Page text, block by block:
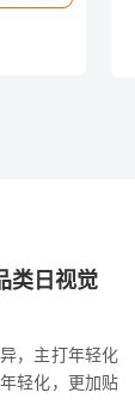
类日视觉
，主打年轻化
轻化，更加贴